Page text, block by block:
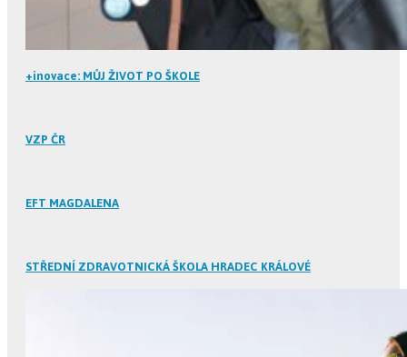
+inovace: MŮJ ŽIVOT PO ŠKOLE
VZP ČR
EFT MAGDALENA
STŘEDNÍ ZDRAVOTNICKÁ ŠKOLA HRADEC KRÁLOVÉ